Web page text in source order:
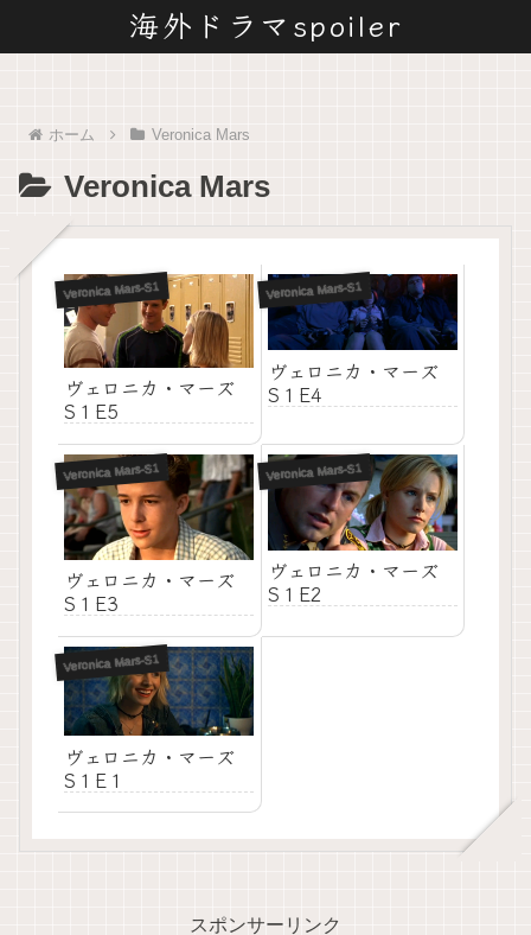
海外ドラマspoiler
ホーム Veronica Mars
Veronica Mars
Veronica Mars-S1
ヴェロニカ・マーズ
S１E5
Veronica Mars-S1
ヴェロニカ・マーズ
S１E4
Veronica Mars-S1
ヴェロニカ・マーズ
S１E3
Veronica Mars-S1
ヴェロニカ・マーズ
S１E2
Veronica Mars-S1
ヴェロニカ・マーズ
S１E１
スポンサーリンク